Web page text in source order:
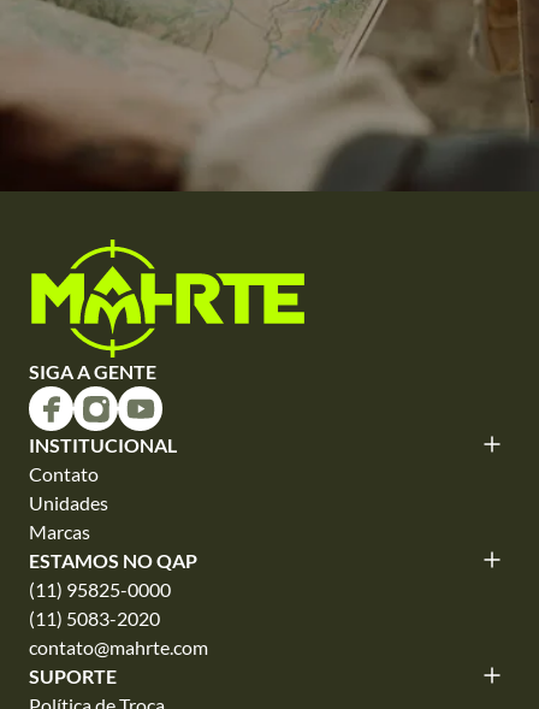
SIGA A GENTE
INSTITUCIONAL
Contato
Unidades
Marcas
ESTAMOS NO QAP
(11) 95825-0000
(11) 5083-2020
contato@mahrte.com
SUPORTE